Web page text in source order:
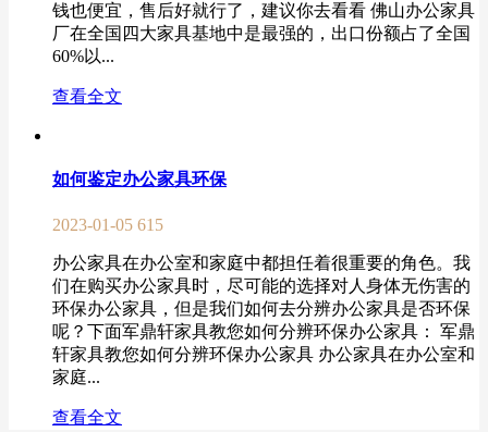
钱也便宜，售后好就行了，建议你去看看 佛山办公家具
厂在全国四大家具基地中是最强的，出口份额占了全国
60%以...
查看全文
如何鉴定办公家具环保
2023-01-05 615
办公家具在办公室和家庭中都担任着很重要的角色。我
们在购买办公家具时，尽可能的选择对人身体无伤害的
环保办公家具，但是我们如何去分辨办公家具是否环保
呢？下面军鼎轩家具教您如何分辨环保办公家具： 军鼎
轩家具教您如何分辨环保办公家具 办公家具在办公室和
家庭...
查看全文